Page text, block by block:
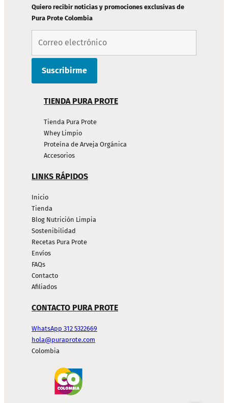
PÁGINA
Quiero recibir noticias y promociones exclusivas de
Pura Prote Colombia
TIENDA PURA PROTE
Tienda Pura Prote
Whey Limpio
Proteína de Arveja Orgánica
Accesorios
LINKS RÁPIDOS
Inicio
Tienda
Blog Nutrición Limpia
Sostenibilidad
Recetas Pura Prote
Envíos
FAQs
Contacto
Afiliados
CONTACTO PURA PROTE
WhatsApp 312 5322669
hola@puraprote.com
Colombia